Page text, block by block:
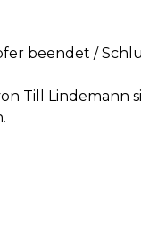
beendet /
Till Lindemann